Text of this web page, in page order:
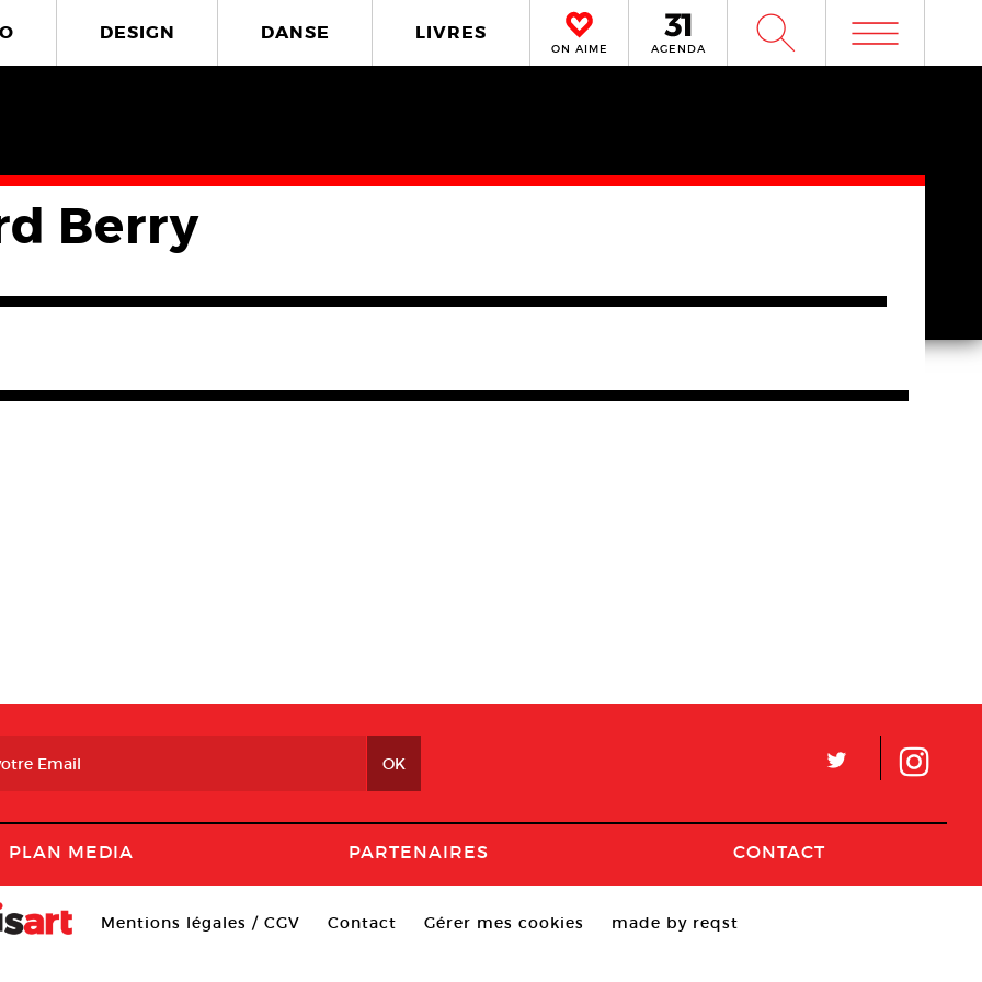
DESIGN DANSE LIVRES
ON AIME AGENDA W m
Berry
L
PLAN MEDIA PARTENAIRES CONTACT
Mentions légales / CGV Contact Gérer mes cookies made by reqst